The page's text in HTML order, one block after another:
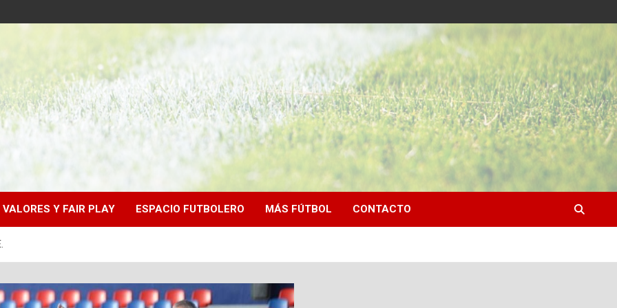
VALORES Y FAIR PLAY ESPACIO FUTBOLERO MÁS FÚTBOL CONTACTO